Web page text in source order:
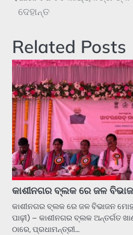
navigation
ଦେହାନ୍ତ
Related Posts
କାଶୀନଗର ବ୍ଲକ ରେ ଜଳ
କାଶୀନଗର ବ୍ଲକ ରେ ଜଳ ବିଭାଜନ
ପାଢ଼ୀ) – କାଶୀନଗର ବ୍ଲକ ଅନ୍ତର୍ଗତ
ଠାରେ, ପ୍ରଧାମନ୍ତ୍ରୀ…